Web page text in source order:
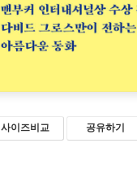
사이즈비교 공유하기